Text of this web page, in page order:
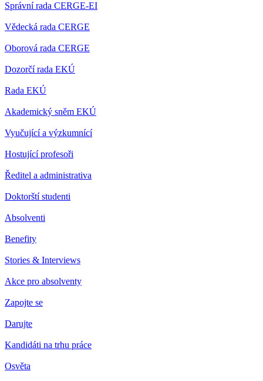
Správní rada CERGE-EI
Vědecká rada CERGE
Oborová rada CERGE
Dozorčí rada EKÚ
Rada EKÚ
Akademický sněm EKÚ
Vyučující a výzkumnící
Hostující profesoři
Ředitel a administrativa
Doktorští studenti
Absolventi
Benefity
Stories & Interviews
Akce pro absolventy
Zapojte se
Darujte
Kandidáti na trhu práce
Osvěta